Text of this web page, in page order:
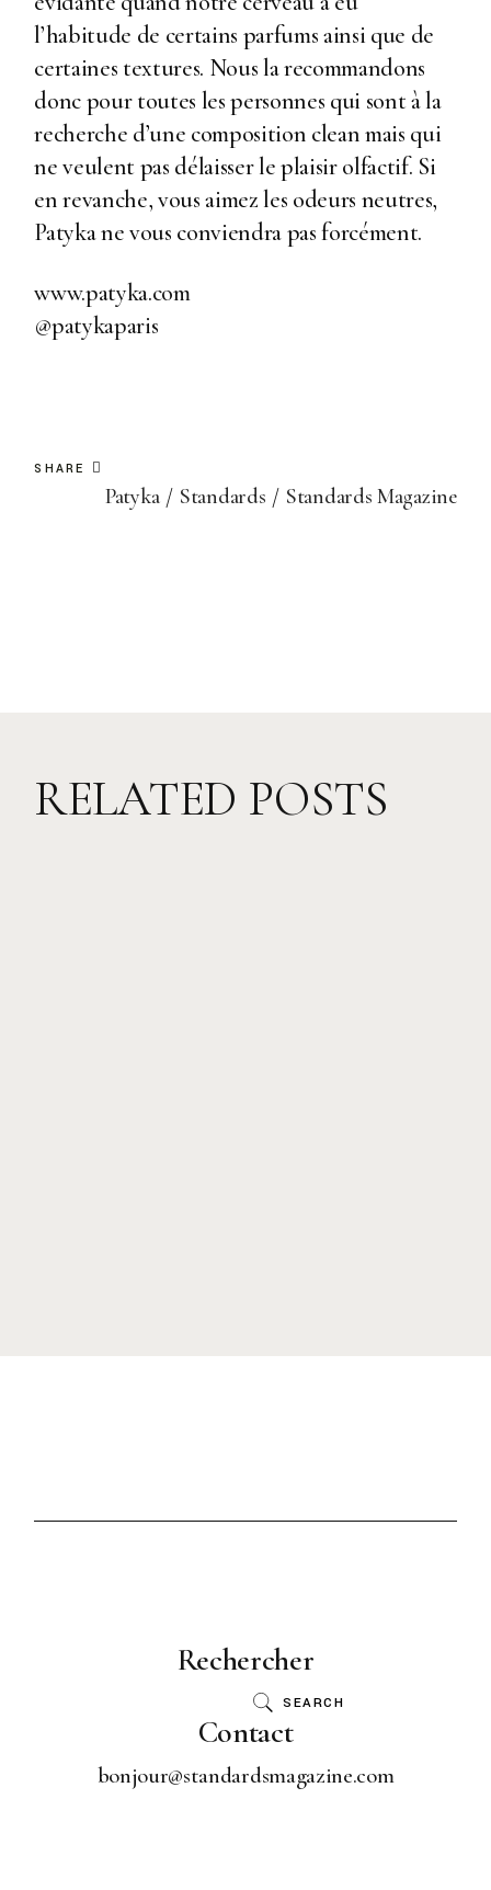
l’habitude de certains parfums ainsi que de
certaines textures. Nous la recommandons
donc pour toutes les personnes qui sont à la
recherche d’une composition clean mais qui
ne veulent pas délaisser le plaisir olfactif. Si
en revanche, vous aimez les odeurs neutres,
Patyka ne vous conviendra pas forcément.
www.patyka.com
@patykaparis
SHARE
Patyka Standards Standards Magazine
RELATED POSTS
Rechercher
SEARCH
Contact
bonjour@standardsmagazine.com